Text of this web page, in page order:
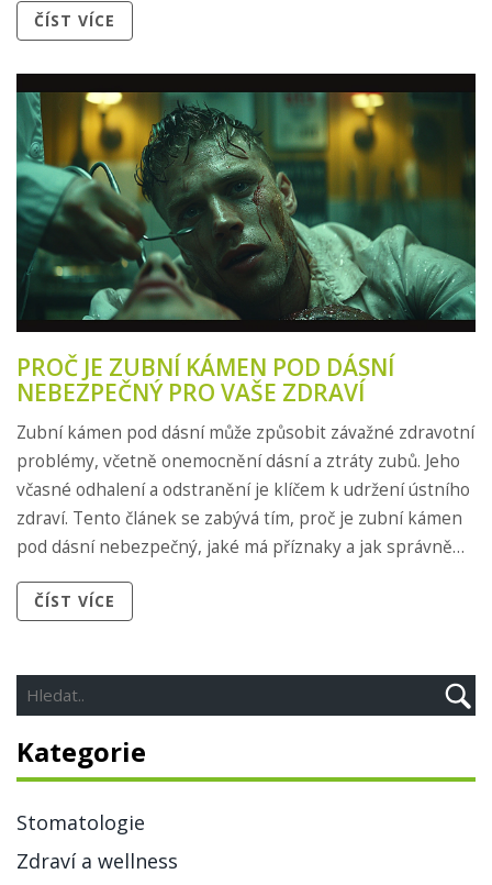
ČÍST VÍCE
PROČ JE ZUBNÍ KÁMEN POD DÁSNÍ
NEBEZPEČNÝ PRO VAŠE ZDRAVÍ
Zubní kámen pod dásní může způsobit závažné zdravotní
problémy, včetně onemocnění dásní a ztráty zubů. Jeho
včasné odhalení a odstranění je klíčem k udržení ústního
zdraví. Tento článek se zabývá tím, proč je zubní kámen
pod dásní nebezpečný, jaké má příznaky a jak správně
ČÍST VÍCE
Kategorie
Stomatologie
Zdraví a wellness